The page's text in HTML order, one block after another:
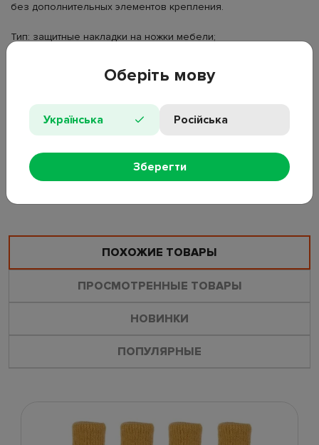
без дополнительных элементов крепления.
Тип: защитные накладки на ножки мебели;
Подходящий диаметр ножек: d1,8–3,5см;
Особенности: защита пола от царапин, уменьшение шума,
ПОХОЖИЕ ТОВАРЫ
ПРОСМОТРЕННЫЕ ТОВАРЫ
НОВИНКИ
ПОПУЛЯРНЫЕ
Оберіть мову
Українська Російська
Зберегти